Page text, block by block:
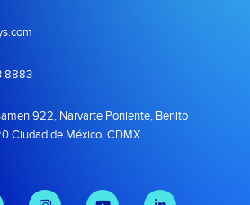
8883
922, Narvarte Poniente, Benito
Ciudad de México, CDMX